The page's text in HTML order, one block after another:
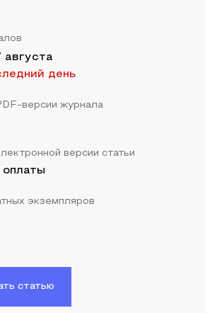
августа
день
версии журнала
версии статьи
оплаты
экземпляров
статью